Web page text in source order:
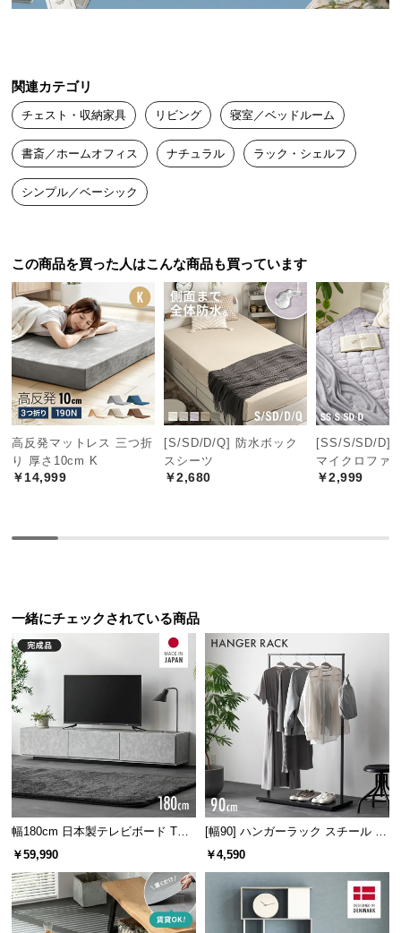
い
て
大
型
商
配
送
に
つ
い
て
中
型
商
品
て
小
商
品
配
送
に
つ
て
開
梱
関連カテゴリ
チェスト・収納家具 リビング 寝室／ベッドルーム
書斎／ホームオフィス ナチュラル ラック・シェルフ
シンプル／ベーシック
この商品を買った人はこんな商品も買っています
高反発マットレス 三つ折
り 厚さ10cm K
￥14,999
[S/SD/D/Q] 防水ボック
スシーツ
￥2,680
[SS/S/SD/D]
マイクロファ
￥2,999
一緒にチェックされている商品
幅180cm 日本製テレビボード TOT-
020
￥59,990
[幅90] ハンガーラック スチール 4
段階高さ調節 サイドフック オープ
￥4,590